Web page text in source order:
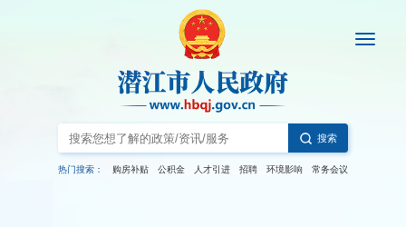
搜索
热门搜索： 购房补贴 公积金 人才引进 招聘 环境影响 常务会议